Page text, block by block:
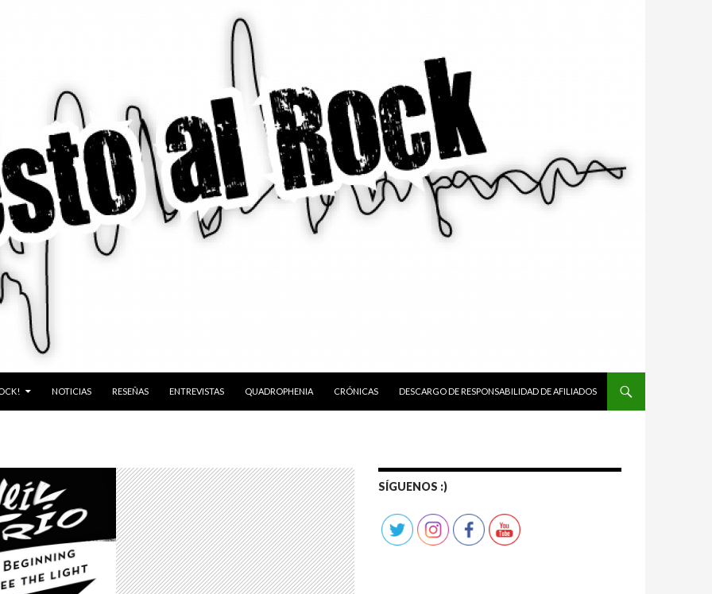
NOTICIAS RESEÑAS ENTREVISTAS QUADROPHENIA CRÓNICAS DESCARGO DE RESPONSABILIDAD DE AFILIADOS
SÍGUENOS :)